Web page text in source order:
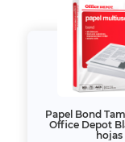
Papel Bond
Office Depot
hojas